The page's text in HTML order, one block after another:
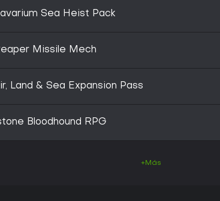
Sea Heist Pack
Missile Mech
Land & Sea Expansion Pass
Bloodhound RPG
+Más